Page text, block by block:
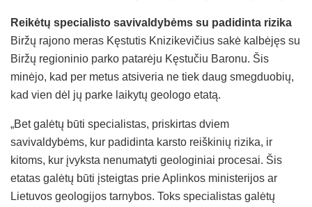
Reikėtų specialisto savivaldybėms su padidinta rizika
Biržų rajono meras Kęstutis Knizikevičius sakė kalbėjęs su
Biržų regioninio parko patarėju Kęstučiu Baronu. Šis
minėjo, kad per metus atsiveria ne tiek daug smegduobių,
kad vien dėl jų parke laikytų geologo etatą.
„Bet galėtų būti specialistas, priskirtas dviem
savivaldybėms, kur padidinta karsto reiškinių rizika, ir
kitoms, kur įvyksta nenumatyti geologiniai procesai. Šis
etatas galėtų būti įsteigtas prie Aplinkos ministerijos ar
Lietuvos geologijos tarnybos. Toks specialistas galėtų